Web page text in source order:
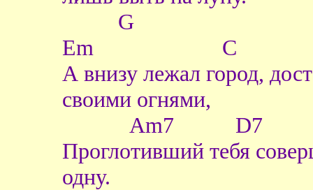
G
Em C
А внизу лежал город,
своими огнями,
Am7
Проглотивший тебя
одну.